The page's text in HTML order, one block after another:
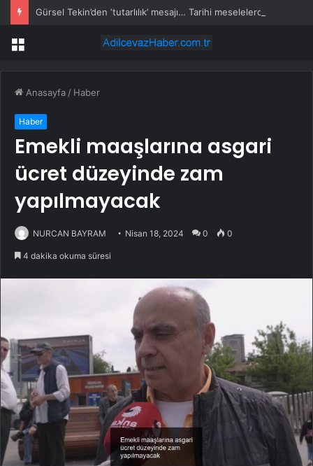
Menü
Anasayfa / Haber
Haber
Emekli maaşlarına asgari
ücret düzeyinde zam
yapılmayacak
NURCAN BAYRAM Nisan 18, 2024 0 0
4 dakika okuma süresi